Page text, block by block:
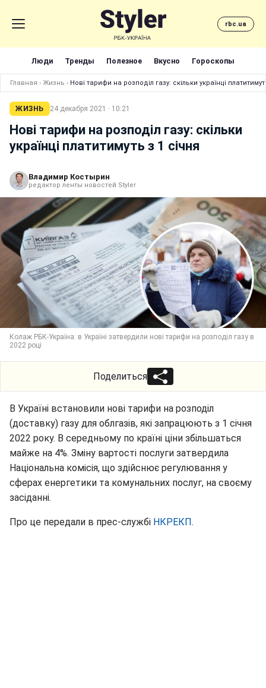
rbc.ua
Люди Тренды Полезное Вкусно Гороскопы
Главная › Жизнь › Нові тарифи на розподіл газу: скільки українці
ЖИЗНЬ 24 декабря 2021 · 10:21
Нові тарифи на розподіл газу: скільки
українці платитимуть з 1 січня
Владимир Костырин
редактор ленты новостей Styler
Колаж РБК-Україна: в Україні затвердили нові тарифи на розподіл газу в
2022 році
Поделиться
В Україні встановили нові тарифи на розподіл
(доставку) газу для облгазів, які запрацюють з 1 січня
2022 року. В середньому по країні ціни збільшаться
майже на 4%. Зміну вартості послуги затвердила
Національна комісія, що здійснює регулювання у
сферах енергетики та комунальних послуг, на своєму
засіданні.
Про це передали в прес-службі НКРЕКП.